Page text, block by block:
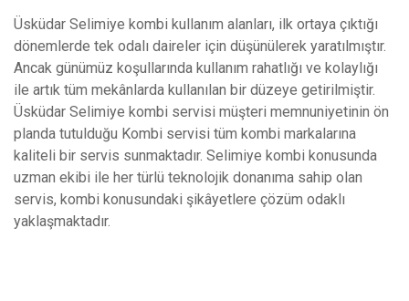
Üsküdar Selimiye kombi kullanım alanları, ilk ortaya çıktığı
dönemlerde tek odalı daireler için düşünülerek yaratılmıştır.
Ancak günümüz koşullarında kullanım rahatlığı ve kolaylığı
ile artık tüm mekânlarda kullanılan bir düzeye getirilmiştir.
Üsküdar Selimiye kombi servisi müşteri memnuniyetinin ön
planda tutulduğu Kombi servisi tüm kombi markalarına
kaliteli bir servis sunmaktadır. Selimiye kombi konusunda
uzman ekibi ile her türlü teknolojik donanıma sahip olan
servis, kombi konusundaki şikâyetlere çözüm odaklı
yaklaşmaktadır.